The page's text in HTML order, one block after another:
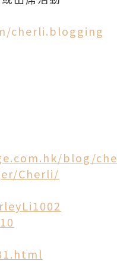
cherli.blogging
blog/
Cherli/